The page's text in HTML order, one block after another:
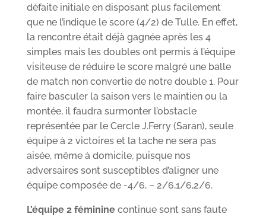
défaite initiale en disposant plus facilement
que ne l’indique le score (4/2) de Tulle. En effet,
la rencontre était déjà gagnée après les 4
simples mais les doubles ont permis à l’équipe
visiteuse de réduire le score malgré une balle
de match non convertie de notre double 1. Pour
faire basculer la saison vers le maintien ou la
montée, il faudra surmonter l’obstacle
représentée par le Cercle J.Ferry (Saran), seule
équipe à 2 victoires et la tache ne sera pas
aisée, même à domicile, puisque nos
adversaires sont susceptibles d’aligner une
équipe composée de -4/6, – 2/6,1/6,2/6.
L’équipe 2 fémininecontinue sont sans faute